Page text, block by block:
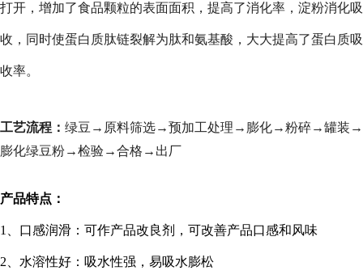
打开，增加了食品颗粒的表面面积，提高了消化率，淀粉消化吸
收，同时使蛋白质肽链裂解为肽和氨基酸，大大提高了蛋白质吸
收率。
工艺流程： 绿豆→原料筛选→预加工处理→膨化→粉碎→罐装→
膨化绿豆粉→检验→合格→出厂
产品特点：
1 、口感润滑：可作产品改良剂，可改善产品口感和风味
2 、水溶性好：吸水性强，易吸水膨松